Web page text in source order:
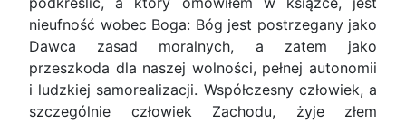
nieufność wobec Boga: Bóg jest postrzegany jako
Dawca zasad moralnych, a zatem jako
przeszkoda dla naszej wolności, pełnej autonomii
i ludzkiej samorealizacji. Współczesny człowiek, a
szczególnie człowiek Zachodu, żyje złem